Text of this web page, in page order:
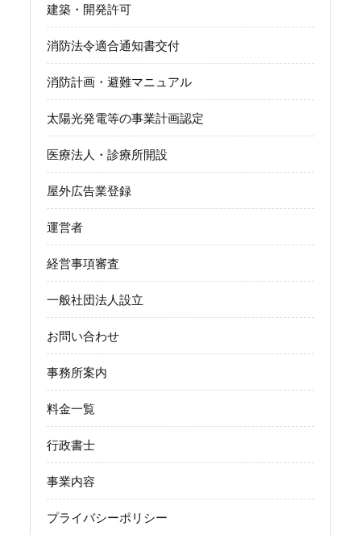
建築・開発許可
消防法令適合通知書交付
消防計画・避難マニュアル
太陽光発電等の事業計画認定
医療法人・診療所開設
屋外広告業登録
運営者
経営事項審査
一般社団法人設立
お問い合わせ
事務所案内
料金一覧
行政書士
事業内容
プライバシーポリシー